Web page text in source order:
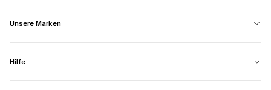
Unsere Marken
Hilfe